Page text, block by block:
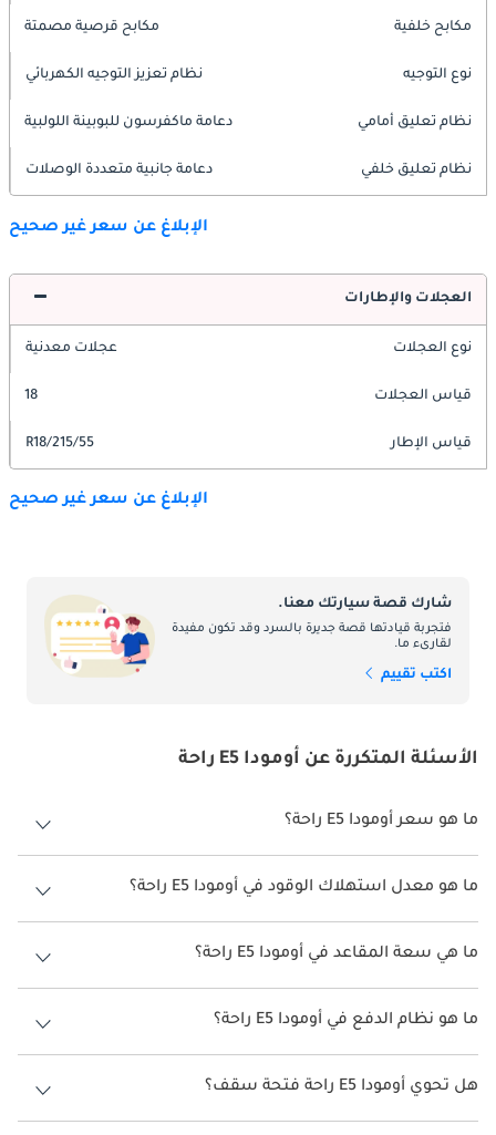
مكابح خلفية مكابح قرصية مصمتة
نوع التوجيه نظام تعزيز التوجيه الكهربائي
نظام تعليق أمامي دعامة ماكفرسون للبوبينة اللولبية
نظام تعليق خلفي دعامة جانبية متعددة الوصلات
الإبلاغ عن سعر غير صحيح
العجلات والإطارات
نوع العجلات عجلات معدنية
قياس العجلات 18
قياس الإطار 215/55/R18
الإبلاغ عن سعر غير صحيح
شارك قصة سيارتك معنا.
فتجربة قيادتها قصة جديرة بالسرد وقد تكون مفيدة
لقارىء ما.
اكتب تقييم
الأسئلة المتكررة عن أومودا E5 راحة
ما هو سعر أومودا E5 راحة؟
سعر أومودا E5 راحة هو درهم 85,000.
ما هو معدل استهلاك الوقود في أومودا E5 راحة؟
يبلغ معدل استهلاك الوقود المقترح من الشركة المصنعة لسيارة أومودا E5
2026 من 430كم.
ما هي سعة المقاعد في أومودا E5 راحة؟
تتسع أومودا E5 راحة لأ 5 أشخاص.
ما هو نظام الدفع في أومودا E5 راحة؟
نظام الدفع في أومودا E5 Front Wheel Drive راحة.
هل تحوي أومودا E5 راحة فتحة سقف؟
نعم توفر أومودا E5 راحة فتحة السقف كخيار.